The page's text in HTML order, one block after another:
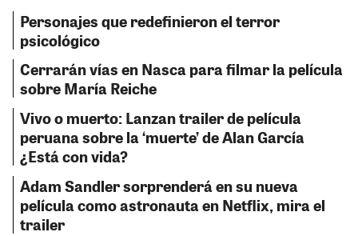
Personajes que redefinieron el terror
psicológico
Cerrarán vías en Nasca para filmar la película
sobre María Reiche
Vivo o muerto: Lanzan trailer de película
peruana sobre la ‘muerte’ de Alan García
¿Está con vida?
Adam Sandler sorprenderá en su nueva
película como astronauta en Netflix, mira el
trailer